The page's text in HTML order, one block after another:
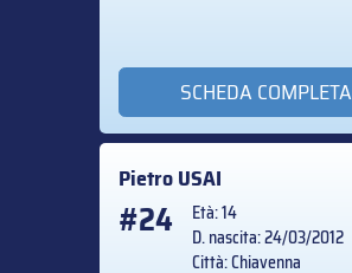
SCHEDA COMPLETA
PietroUSAI
#24
Età: 14
D. nascita: 24/03/2012
Città: Chiavenna